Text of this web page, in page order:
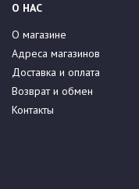
О НАС
О магазине
Адреса магазинов
Доставка и оплата
Возврат и обмен
Контакты